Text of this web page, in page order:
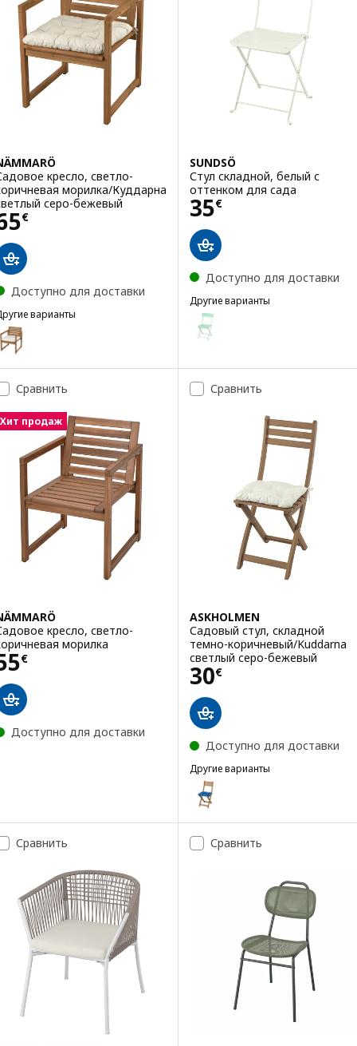
кресло, светло-
морилка/Куддарна
серо-бежевый
€ 65€
Доступно для доставки
варианты
NÄMMARÖ, Садовое кресло
SUNDSÖ
Стул складной, белый с
оттенком для сада
35€
Цена 35€
Доступно для доставки
Другие варианты
SUNDSÖ
Вариант: SUNDSÖ, Стул
Вариант: SUNDSÖ, Стул
Сравнить
Хит продаж
кресло, светло-
морилка
€ 55€
Доступно для доставки
Сравнить
ASKHOLMEN
Садовый стул, складной
темно-коричневый/Kuddarna
светлый серо-бежевый
30€
Цена 30€
Доступно для доставки
Другие варианты
ASKHOLMEN
Вариант: ASKHOLMEN,
Вариант: ASKHOLMEN,
Сравнить
Сравнить